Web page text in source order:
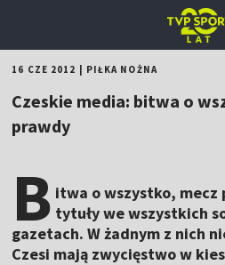
16 CZE 2012 PIŁKA NOŻNA
Czeskie media: bitwa o
prawdy
B itwa o wszystko,
tytuły we wszystkich
gazetach. W żadnym z nich
Czesi mają zwycięstwo w